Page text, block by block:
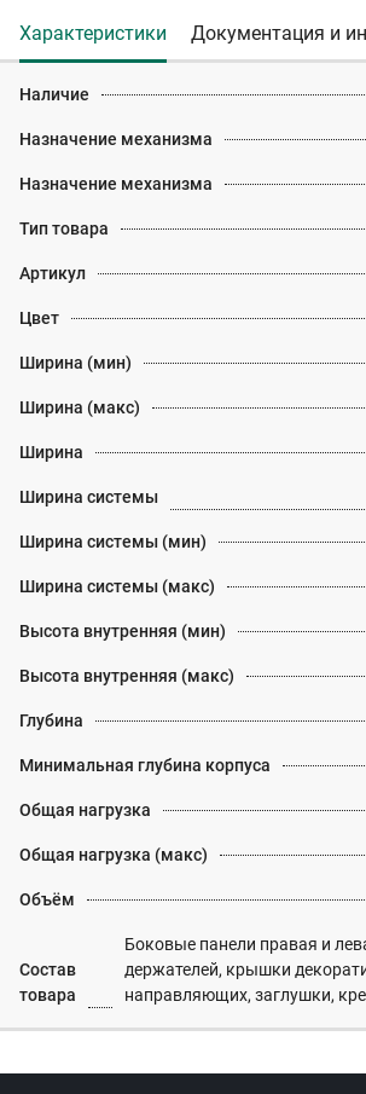
Характеристики Документация и
Наличие
Назначение механизма
Назначение механизма
Тип товара
Артикул
Цвет
Ширина (мин)
Ширина (макс)
Ширина
Ширина системы
Ширина системы (мин)
Ширина системы (макс)
Высота внутренняя (мин)
Высота внутренняя (макс)
Глубина
Минимальная глубина корпуса
Общая нагрузка
Общая нагрузка (макс)
Объём
Состав
товара
Боковые панели правая и
держателей, крышки
направляющих, заглушки,